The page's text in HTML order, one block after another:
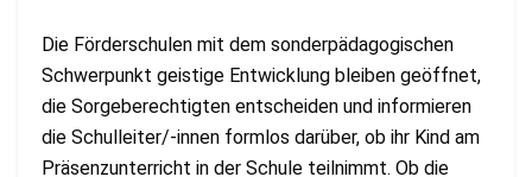
Die Förderschulen mit dem sonderpädagogischen
Schwerpunkt geistige Entwicklung bleiben geöffnet,
die Sorgeberechtigten entscheiden und informieren
die Schulleiter/-innen formlos darüber, ob ihr Kind am
Präsenzunterricht in der Schule teilnimmt. Ob die